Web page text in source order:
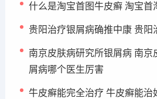
什么是淘宝首图牛皮癣 淘宝首
贵阳治疗银屑病确推中康 贵阳
南京皮肤病研究所银屑病 南京
屑病哪个医生厉害
牛皮癣能完全治疗 牛皮癣能治